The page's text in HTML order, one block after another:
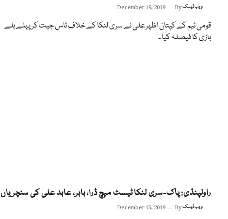
December 19, 2019 Byویب ڈیسک
قومی ٹیم کے کپتان اظہرعلی نے سری لنکا کے خلاف ٹاس جیت کر پہلے بلے
بازی کا فیصلہ کیا ۔
راولپنڈی: پاک-سری لنکا ٹیسٹ میچ ڈرا، بابر، عابد علی کی سنچریاں
December 15, 2019 Byویب ڈیسک